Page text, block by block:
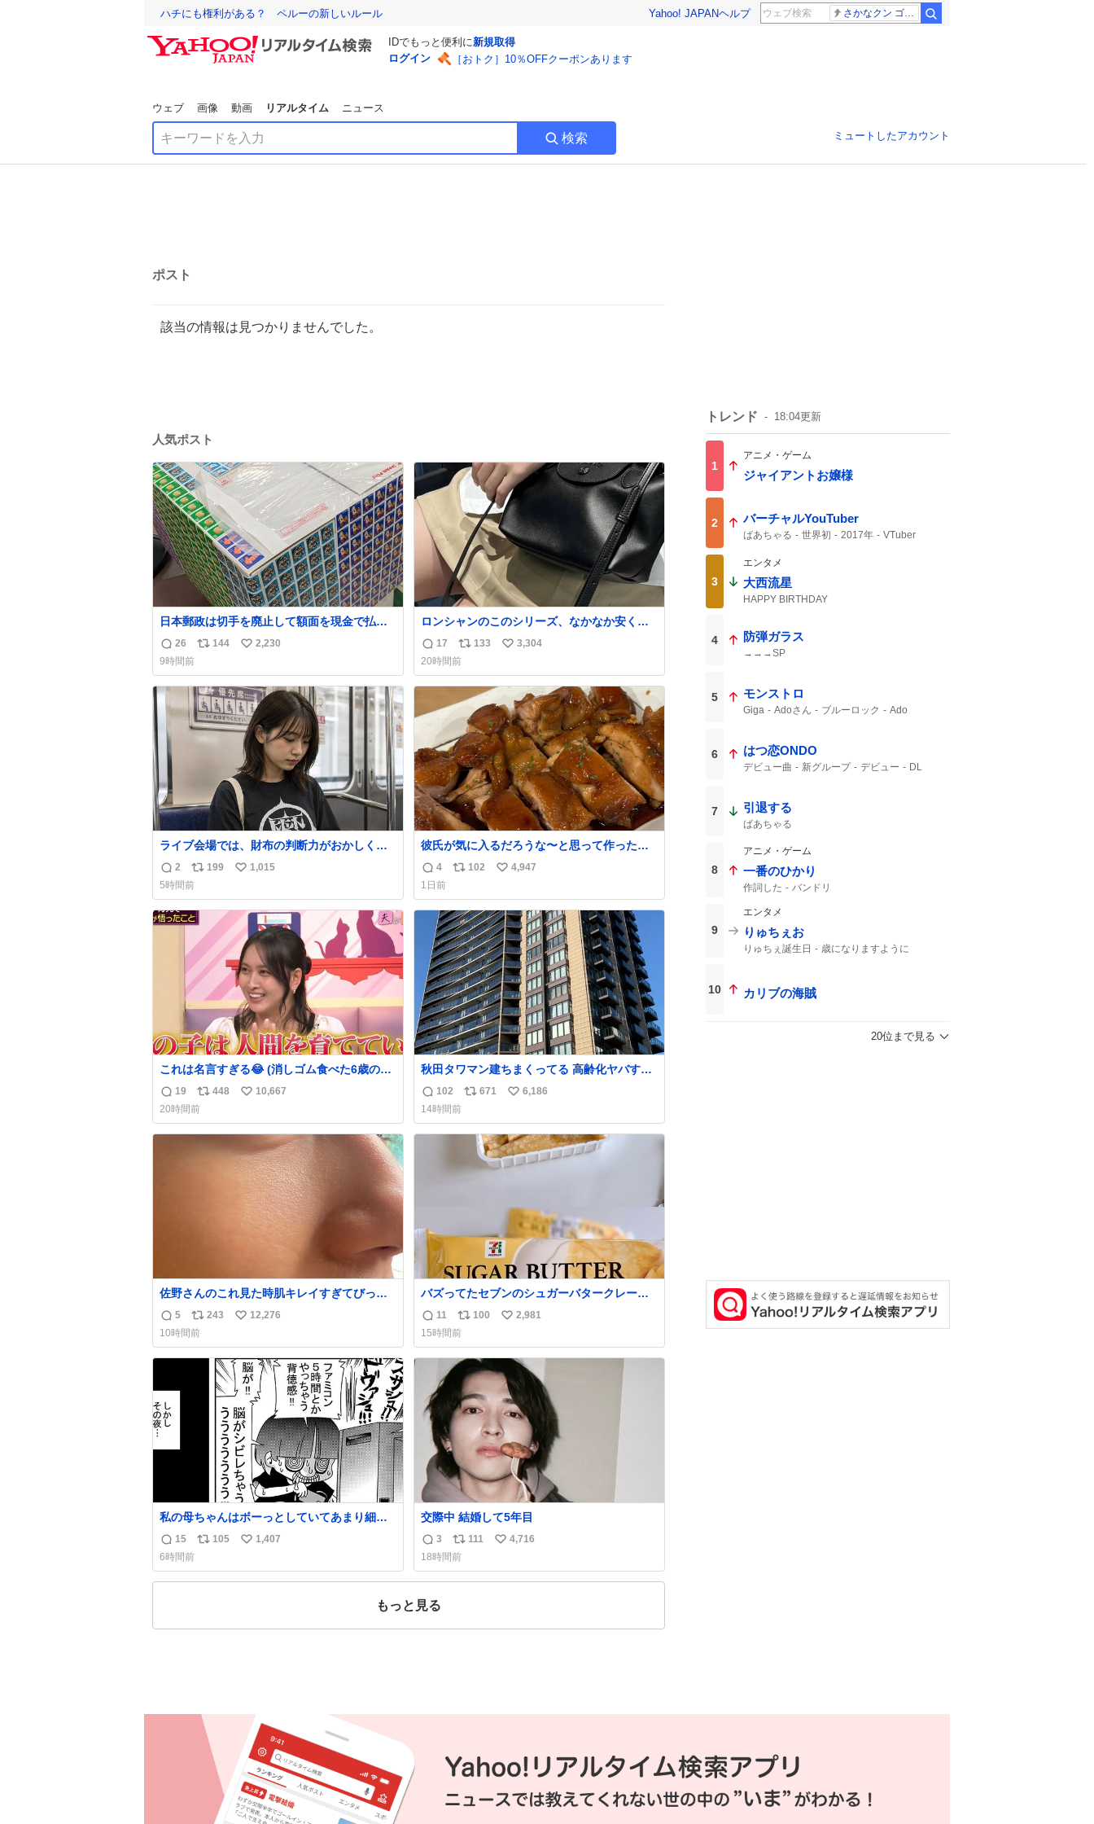
ハチにも権利がある？ ペルーの新しいルール Yahoo! JAPANヘルプ さかなクン ゴールデンタッグ
IDでもっと便利に新規取得
ログイン
［おトク］10％OFFクーポンあります
ウェブ 画像 動画 リアルタイム ニュース
検索 ミュートしたアカウント
ポスト
該当の情報は見つかりませんでした。
人気ポスト
日本郵政は切手を廃止して額面を現金で払い
戻せ2026 #日本郵政 @JapanPostHD_PR
返
信
数
26
リ
ス
ト
数
144
い
ね
数
2,230
9時間前
ロンシャンのこのシリーズ、なかなか安くな
らないのにセール価格になってる🖤✨レザー
なのが反則級にかわいい。持ってるだけでコ
ーデが格上げされる。
返
信
数
17
リ
ポ
ス
ト
数
133
い
ね
数
3,304
20時間前
ライブ会場では、財布の判断力がおかしくな
る。
返
信
数
2
リ
ポ
ス
ト
数
199
い
ね
数
1,015
5時間前
彼氏が気に入るだろうな〜と思って作ったら
想像の何倍も美味しい美味しい言ってくれて
嬉しい
返
信
数
4
リ
ス
ト
数
102
い
ね
数
4,947
1日前
これは名言すぎる😂 (消しゴム食べた6歳の弟
を思い出しながら)
返
信
数
19
リ
ポ
ス
ト
448
い
ね
数
10,667
20時間前
秋田タワマン建ちまくってる 高齢化ヤバすぎ
て駅前にコンパクトシティつくって高齢者を
住ませる考えらしい 病院も全部駅前にある
返
信
数
102
リ
ス
数
671
い
ね
数
6,186
14時間前
佐野さんのこれ見た時肌キレイすぎてびっく
りしたし、やはりアイドルって体型･肌管理す
ごすぎる
返
信
数
5
リ
ポ
ス
243
い
ね
数
12,276
10時間前
バズってたセブンのシュガーバタークレープ
うますぎて7NOWで買い溜め🛒💭
返
信
数
11
リ
ポ
ス
ト
数
100
い
ね
数
2,981
15時間前
私の母ちゃんはボーっとしていてあまり細か
い事を気にしません。優秀な人の多い現代の
価値観から見ると、あまり優秀な母親ではな
いかもしれません。でも、だからこそ、私は
そういう母親が大好きです。今も昔もすごく
返
信
数
15
リ
ス
105
い
ね
1,407
6時間前
交際中 結婚して5年目
返
信
数
3
リ
ポ
ス
111
い
ね
4,716
18時間前
もっと見る
トレンド 18:04更新
1
アニメ・ゲーム
ジャイアントお嬢様
2 バーチャルYouTuber
ばあちゃる 世界初 2017年
VTuber
3
エンタメ
大西流星
HAPPY BIRTHDAY
4 防弾ガラス
→→→SP
5 モンストロ
Giga Adoさん ブルーロック Ado
6 はつ恋ONDO
デビュー曲 新グループ デビュー DL
7 引退する
ばあちゃる
8
アニメ・ゲーム
一番のひかり
作詞した バンドリ
9
エンタメ
りゅちぇお
りゅちぇ誕生日 歳になりますように
10 カリブの海賊
20位まで見る